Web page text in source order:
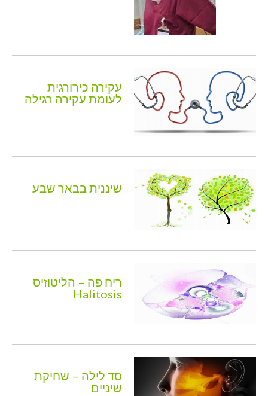
עקירה כירורגית
לעומת עקירה רגילה
שיננית בבאר שבע
ריח פה – הליטוזיס
Halitosis
סד לילה – שחיקת
שיניים